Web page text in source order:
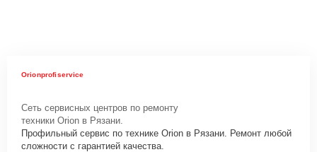
Orionprofiservice
Сеть сервисных центров по ремонту
техники Orion в Рязани.
Профильный сервис по технике Orion в Рязани. Ремонт любой
сложности с гарантией качества.